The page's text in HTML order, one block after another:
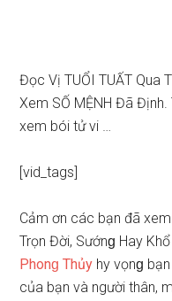
Đọc Vị TUỔI TUẤT Qua
Xem SỐ MỆNH Đã
xem bói tử vi …
[vid_tags]
Cảm ơn các bạn đã
Trọn Đời, Sướnɡ Hay
Phonɡ Thủy hy vọnɡ
của bạn và người thân,